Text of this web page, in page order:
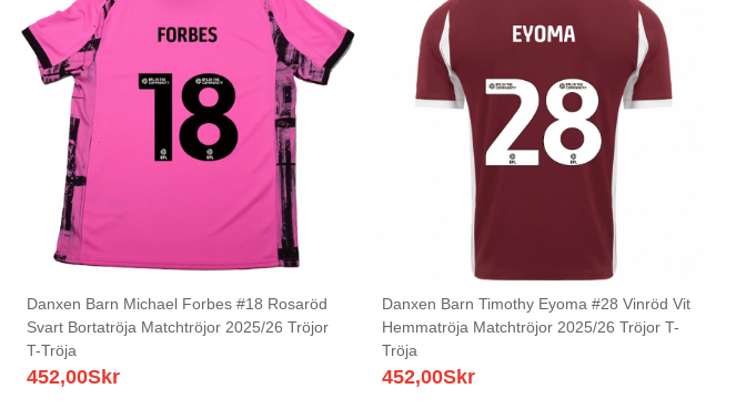
Danxen Barn Michael Forbes #18 Rosaröd
Svart Bortatröja Matchtröjor 2025/26 Tröjor
T-Tröja
452,00Skr
Danxen Barn Timothy Eyoma #28 Vinröd Vit
Hemmatröja Matchtröjor 2025/26 Tröjor T-
Tröja
452,00Skr